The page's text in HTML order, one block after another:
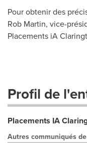
Pour obtenir des
Rob Martin, vice-
Placements iA
Profil de
Placements IA
Autres communiqués